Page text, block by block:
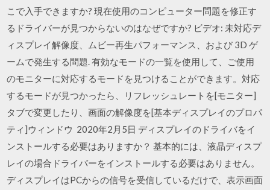
こで入手できますか? 現在使用のコンピューター問題を修正す
るドライバーが見つからないのはなぜですか? ビデオ: 未対応デ
ィスプレイ解像度、ムビー再生パフォーマンス、および 3D ゲ
ームで発生する問題. 有効なモードの一覧を使用して、ご使用
のモニターに対応するモードを見つけることができます。対応
するモードが見つかったら、リフレッシュレートを[モニター]
タブで変更したり、画面の解像度を[基本ディスプレイのプロパ
ティ]ウィンドウ 2020年2月5日 ディスプレイのドライバをイ
ンストールする必要はありますか？ 基本的には、液晶ディスプ
レイの場合ドライバーをインストールする必要はありません。
ディスプレイはPCからの信号を受信しているだけで、表示画面